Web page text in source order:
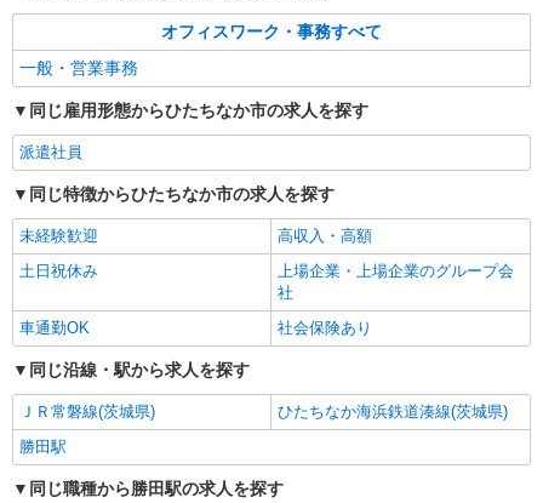
派遣社員
パーソルテンプスタッフ株式会社 東関東コーディネートセンター
（水戸）/26-0598703
［大手メーカー］勝田駅☆あんしん長期○17時
時給1450円 受発注、納期管理、顧客対応いず
れかの経験
茨城県ひたちなか市／最寄駅：勝田駅 ≪車
通勤可≫ 徒歩7分のところに民間駐車場あり！
キープ 詳細を見る
派遣社員
パーソルテンプスタッフ株式会社 東関東コーディネートセンター
（水戸）/26-0528374
★Excel：SUM関数ができればOK♪
時給1400円〜1500円（経験・能力による） 機
オフィスワーク・事務すべて
一般・営業事務
同じ雇用形態からひたちなか市の求人を探す
派遣社員
同じ特徴からひたちなか市の求人を探す
未経験歓迎
高収入・高額
土日祝休み
上場企業・上場企業のグループ会
社
車通勤OK
社会保険あり
同じ沿線・駅から求人を探す
ＪＲ常磐線(茨城県)
ひたちなか海浜鉄道湊線(茨城県)
勝田駅
同じ職種から勝田駅の求人を探す